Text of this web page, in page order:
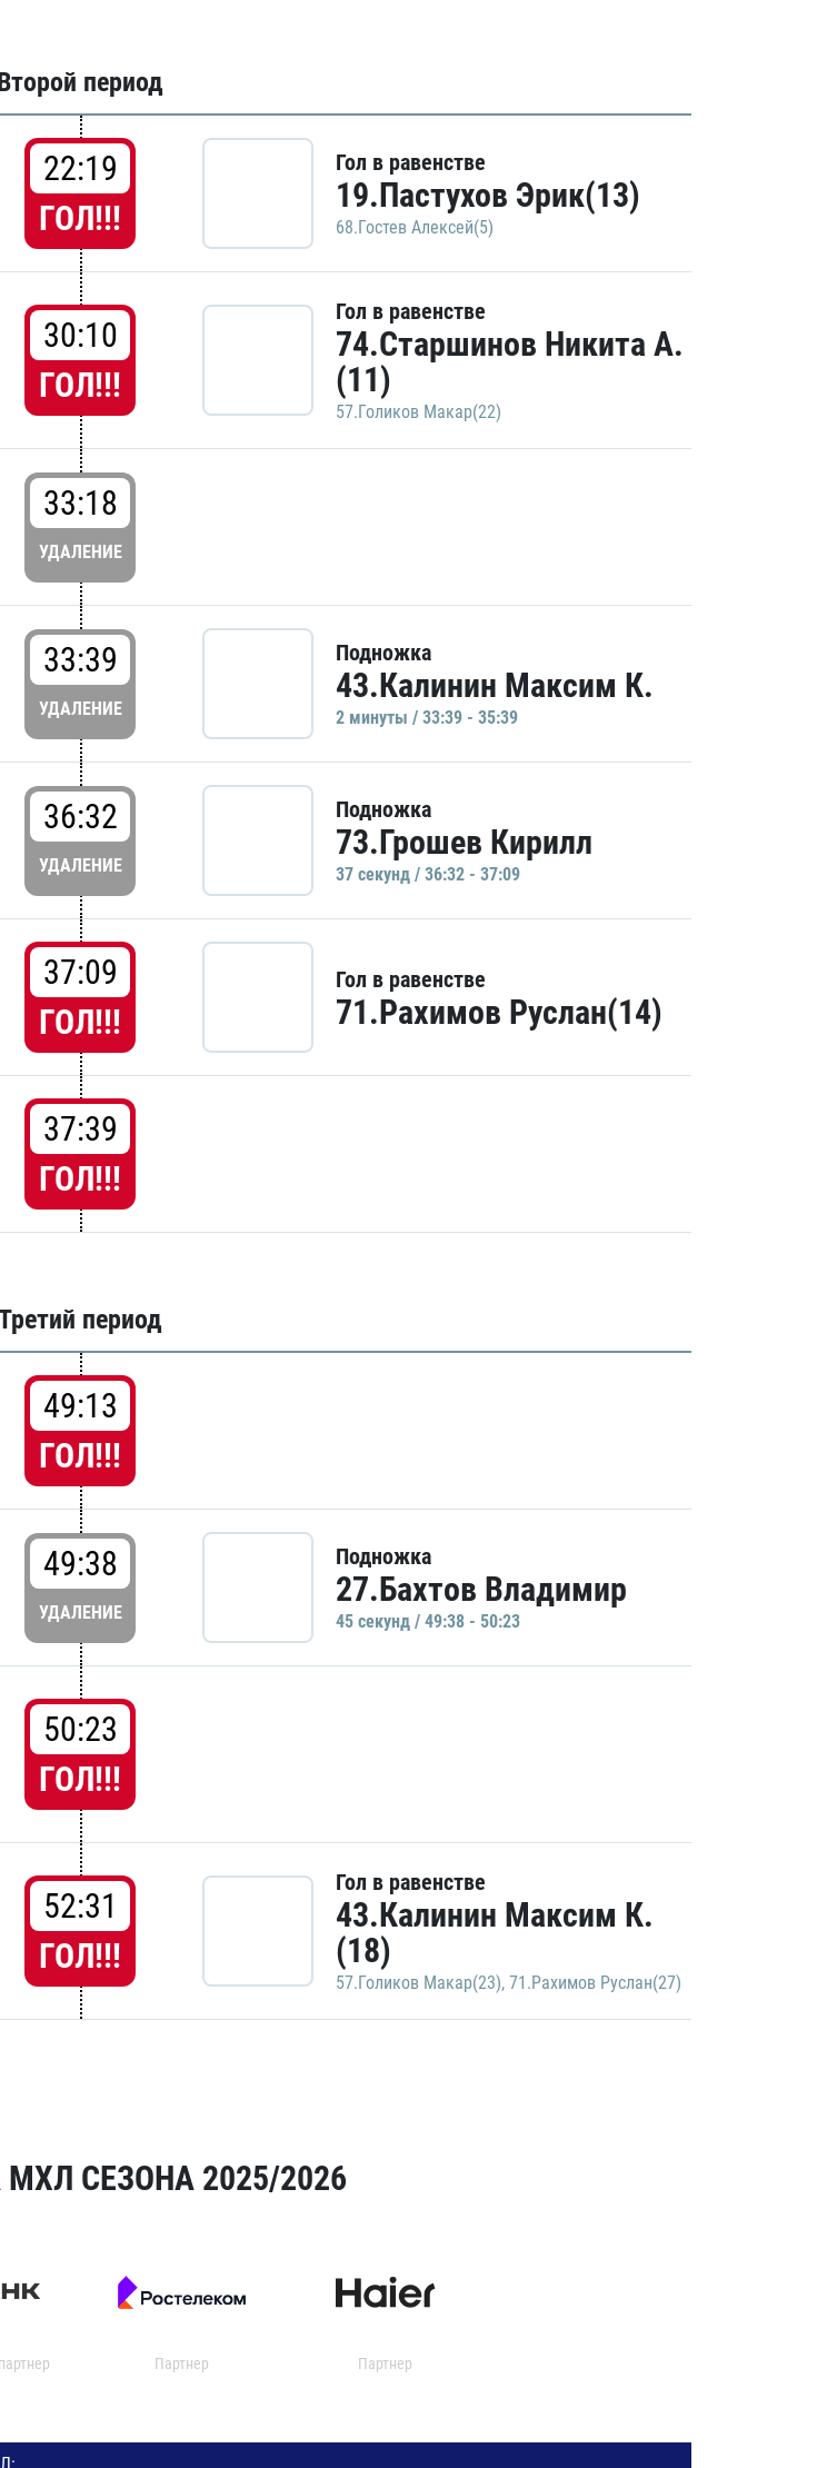
период
22:19
ГОЛ!!!
Гол в равенстве
19.Пастухов Эрик(13)
68.Гостев Алексей(5)
30:10
ГОЛ!!!
Гол в равенстве
74.Старшинов Никита А.
(11)
57.Голиков Макар(22)
33:18
УДАЛЕНИЕ
33:39
УДАЛЕНИЕ
Подножка
43.Калинин Максим К.
2 минуты / 33:39 - 35:39
36:32
УДАЛЕНИЕ
Подножка
73.Грошев Кирилл
37 секунд / 36:32 - 37:09
37:09
ГОЛ!!!
Гол в равенстве
71.Рахимов Руслан(14)
37:39
ГОЛ!!!
период
49:13
ГОЛ!!!
49:38
УДАЛЕНИЕ
Подножка
27.Бахтов Владимир
45 секунд / 49:38 - 50:23
50:23
ГОЛ!!!
52:31
ГОЛ!!!
Гол в равенстве
43.Калинин Максим К.
(18)
57.Голиков Макар(23), 71.Рахимов Руслан(27)
СЕЗОНА 2025/2026
Партнер Партнер